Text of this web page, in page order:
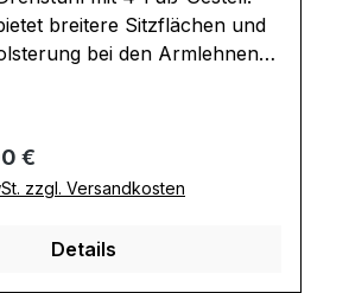
breitere Sitzflächen und
bei den Armlehnen
die dafür sorgt, dass der
dem Aufstehen
Highlight sind die
€
zzgl. Versandkosten
Details